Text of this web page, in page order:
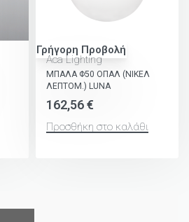
Γρήγορη Προβολή
Aca Lighting
ΜΠΑΛΑ Φ50 ΟΠΑΛ (ΝΙΚΕΛ
ΛΕΠΤΟΜ.) LUNA
162,56€
Προσθήκη στο καλάθι